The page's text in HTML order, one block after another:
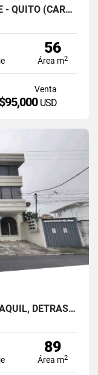
SE VENDE SUITE ZONA EL BOSQUE - QUITO (CARLIS)
56
Área m2
Venta
USD
VENTA: NORTE, CIUDADELA GUAYAQUIL, DETRÁS DEL HOTEL HILTON COLON
89
Área m2